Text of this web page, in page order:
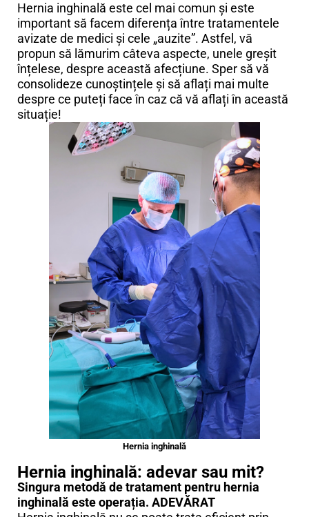
Hernia inghinală este cel mai comun și este
important să facem diferența între tratamentele
avizate de medici și cele „auzite”. Astfel, vă
propun să lămurim câteva aspecte, unele greșit
înțelese, despre această afecțiune. Sper să vă
consolideze cunoștințele și să aflați mai multe
despre ce puteți face în caz că vă aflați în această
situație!
Hernia inghinală
Hernia inghinală: adevar sau mit?
Singura metodă de tratament pentru hernia
inghinală este operația. ADEVĂRAT